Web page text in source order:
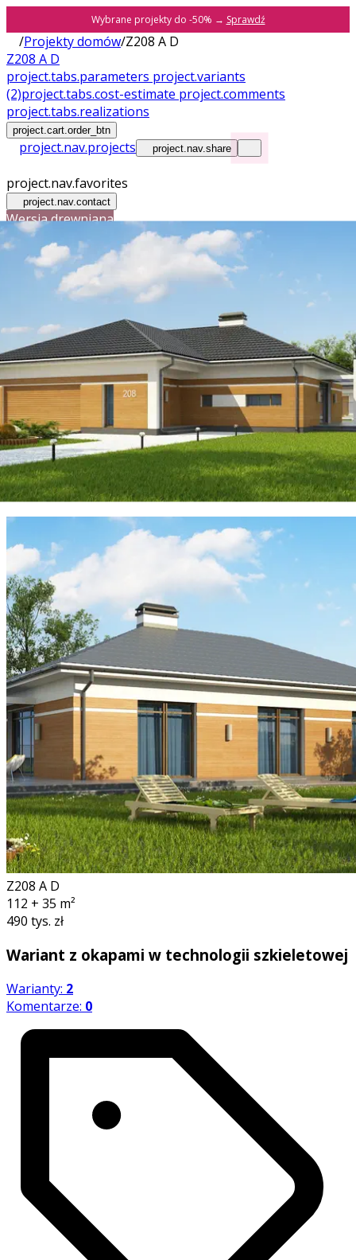
Wybrane projekty do -50% → Sprawdź
/Projekty domów/Z208 A D
Z208 A D
project.tabs.parameters project.variants
(2)project.tabs.cost-estimate project.comments
project.tabs.realizations
project.cart.order_btn
project.nav.projects project.nav.share
project.nav.favorites
project.nav.contact
Wersja drewniana
Z208 A D
112 + 35 m²
490 tys. zł
Wariant z okapami w technologii szkieletowej
Warianty: 2
Komentarze: 0